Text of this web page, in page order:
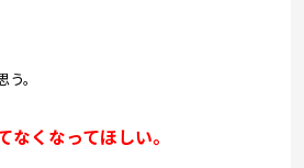
。
なくなってほしい。